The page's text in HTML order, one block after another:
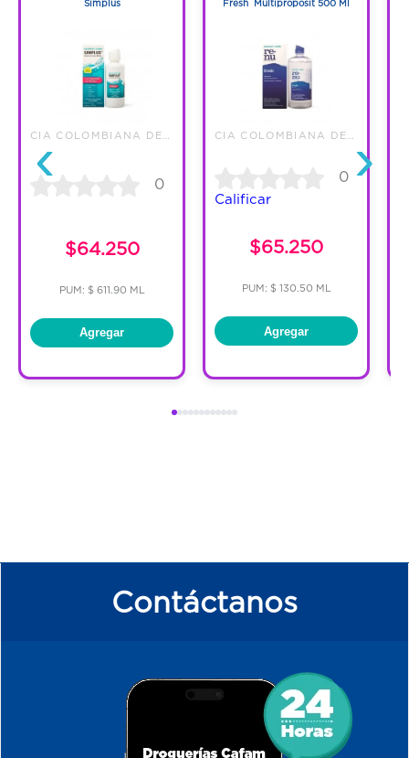
‹
Simplus
0
$64.250
PUM: $ 611.90 ML
Agregar
Fresh Multiproposit 500 Ml
0
Calificar
$65.250
PUM: $ 130.50 ML
Agregar
›
Contáctanos